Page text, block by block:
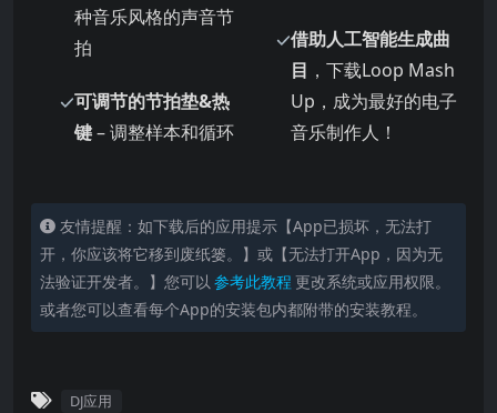
种音乐风格的声音节
拍
可调节的节拍垫&热
键– 调整样本和循环
借助人工智能生成曲
目 ，下载Loop Mash
Up，成为最好的电子
音乐制作人！
友情提醒：如下载后的应用提示【App已损坏，无法打
开，你应该将它移到废纸篓。】或【无法打开App，因为无
法验证开发者。】您可以 参考此教程 更改系统或应用权限。
或者您可以查看每个App的安装包内都附带的安装教程。
DJ应用